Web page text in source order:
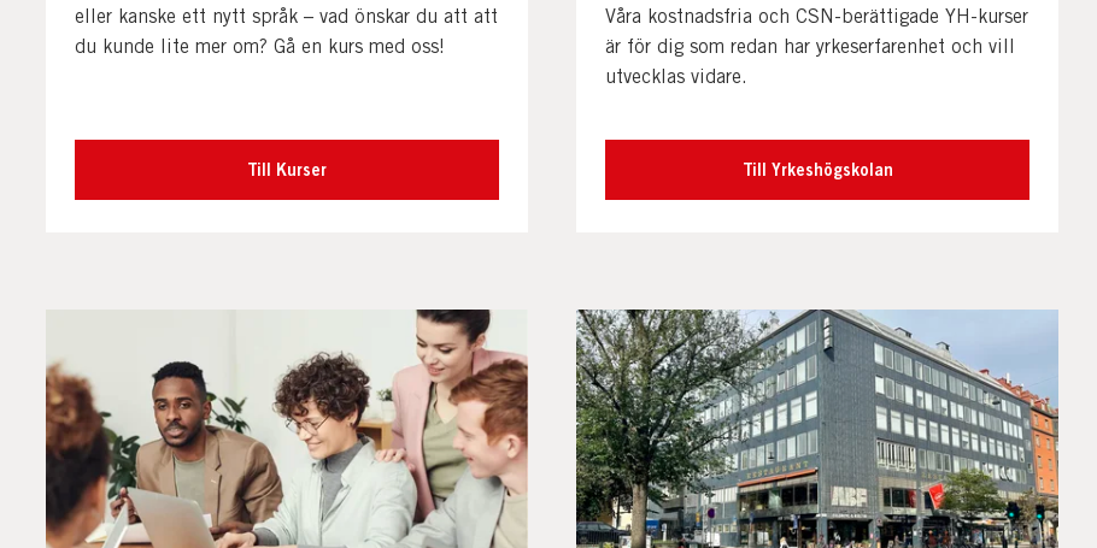
eller kanske ett nytt språk – vad önskar du att att
du kunde lite mer om? Gå en kurs med oss!
Till Kurser
Våra kostnadsfria och CSN-berättigade YH-kurser
är för dig som redan har yrkeserfarenhet och vill
utvecklas vidare.
Till Yrkeshögskolan